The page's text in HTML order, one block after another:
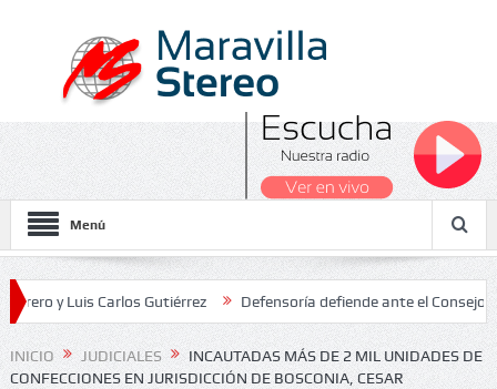
Menú
Carlos Gutiérrez Defensoría defiende ante el Consejo de
Nacionales 2026
INICIO JUDICIALES
INCAUTADAS MÁS DE 2 MIL UNIDADES DE
CONFECCIONES EN JURISDICCIÓN DE BOSCONIA, CESAR